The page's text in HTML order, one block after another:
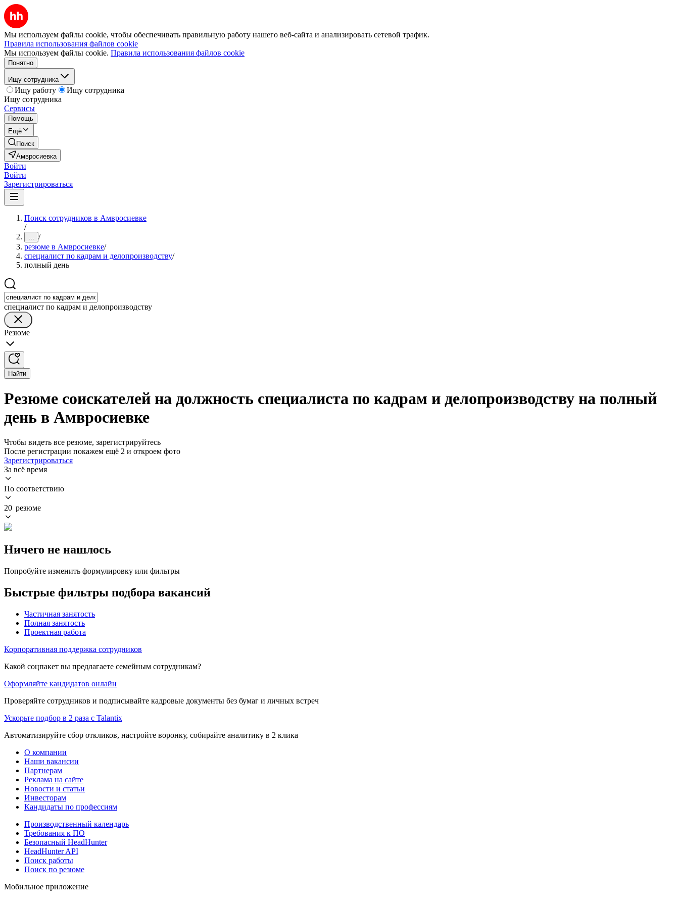
Мы используем файлы cookie, чтобы обеспечивать правильную работу нашего веб-сайта и анализировать сетевой трафик.
Правила использования файлов cookie
Мы используем файлы cookie. Правила использования файлов cookie
Понятно
Ищу сотрудника
Ищу работу
Ищу сотрудника
Ищу сотрудника
Сервисы
Помощь
Ещё
Поиск
Амвросиевка
Войти
Войти
Зарегистрироваться
Поиск сотрудников в Амвросиевке
/
... /
резюме в Амвросиевке/
специалист по кадрам и делопроизводству/
полный день
специалист по кадрам и делопроизводству
Резюме
Найти
Резюме соискателей на должность специалиста по кадрам и делопроизводству на полный
день в Амвросиевке
Чтобы видеть все резюме, зарегистрируйтесь
После регистрации покажем ещё 2 и откроем фото
Зарегистрироваться
За всё время
По соответствию
20 резюме
Ничего не нашлось
Попробуйте изменить формулировку или фильтры
Быстрые фильтры подбора вакансий
Частичная занятость
Полная занятость
Проектная работа
Корпоративная поддержка сотрудников
Какой соцпакет вы предлагаете семейным сотрудникам?
Оформляйте кандидатов онлайн
Проверяйте сотрудников и подписывайте кадровые документы без бумаг и личных встреч
Ускорьте подбор в 2 раза с Talantix
Автоматизируйте сбор откликов, настройте воронку, собирайте аналитику в 2 клика
О компании
Наши вакансии
Партнерам
Реклама на сайте
Новости и статьи
Инвесторам
Кандидаты по профессиям
Производственный календарь
Требования к ПО
Безопасный HeadHunter
HeadHunter API
Поиск работы
Поиск по резюме
Мобильное приложение